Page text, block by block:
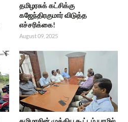
தமிழரசுக் கட்சிக்கு
கஜேந்திரகுமார் விடுத்த
எச்சரிக்கை!
August 09, 2025